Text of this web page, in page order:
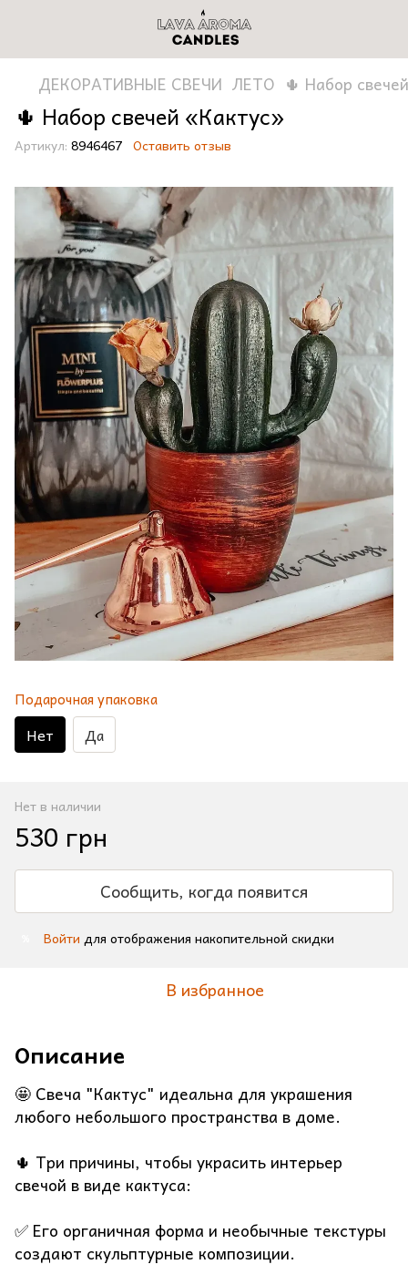
ДЕКОРАТИВНЫЕ СВЕЧИ ЛЕТО 🌵 Набор
🌵 Набор свечей «Кактус»
Артикул: 8946467 Оставить отзыв
Подарочная упаковка
Нет Да
Нет в наличии
530 грн
Сообщить, когда появится
Войти для отображения накопительной скидки
В избранное
Описание
🤩 Свеча "Кактус" идеальна для украшения
любого небольшого пространства в доме.
🌵 Три причины, чтобы украсить интерьер
свечой в виде кактуса:
✅ Его органичная форма и необычные текстуры
создают скульптурные композиции.